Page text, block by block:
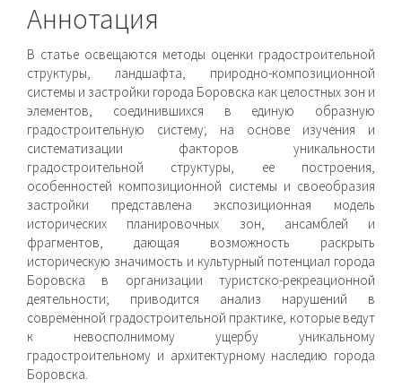
Аннотация
В статье освещаются методы оценки градостроительной
структуры, ландшафта, природно-композиционной
системы и застройки города Боровска как целостных зон и
элементов, соединившихся в единую образную
градостроительную систему; на основе изучения и
систематизации факторов уникальности
градостроительной структуры, ее построения,
особенностей композиционной системы и своеобразия
застройки представлена экспозиционная модель
исторических планировочных зон, ансамблей и
фрагментов, дающая возможность раскрыть
историческую значимость и культурный потенциал города
Боровска в организации туристско-рекреационной
деятельности; приводится анализ нарушений в
современной градостроительной практике, которые ведут
к невосполнимому ущербу уникальному
градостроительному и архитектурному наследию города
Боровска.